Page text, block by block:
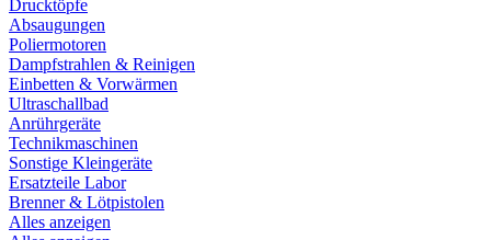
Drucktöpfe
Absaugungen
Poliermotoren
Dampfstrahlen & Reinigen
Einbetten & Vorwärmen
Ultraschallbad
Anrührgeräte
Technikmaschinen
Sonstige Kleingeräte
Ersatzteile Labor
Brenner & Lötpistolen
Alles anzeigen